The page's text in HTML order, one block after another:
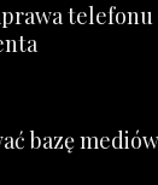
telefonu
bazę